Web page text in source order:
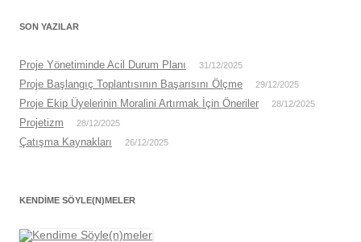
SON YAZILAR
Proje Yönetiminde Acil Durum Planı 31/12/2025
Proje Başlangıç Toplantısının Başarısını Ölçme 29/12/2025
Proje Ekip Üyelerinin Moralini Artırmak İçin Öneriler 28/12/2025
Projetizm 28/12/2025
Çatışma Kaynakları 26/12/2025
KENDIME SÖYLE(N)MELER